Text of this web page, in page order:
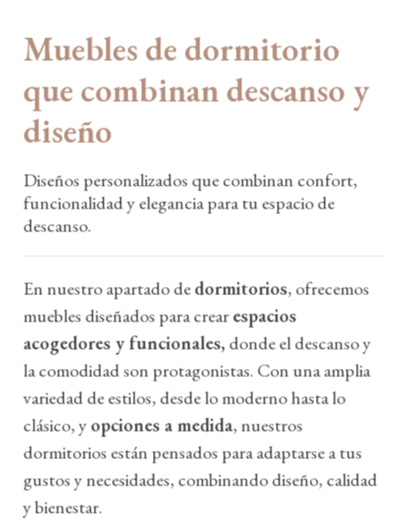
Muebles de dormitorio
que combinan descanso y
diseño
Diseños personalizados que combinan confort,
funcionalidad y elegancia para tu espacio de
descanso.
En nuestro apartado dedormitorios, ofrecemos
muebles diseñados para crearespacios
acogedores y funcionales,donde el descanso y
la comodidad son protagonistas. Con una amplia
variedad de estilos, desde lo moderno hasta lo
clásico, yopciones a medida, nuestros
dormitorios están pensados para adaptarse a tus
gustos y necesidades, combinando diseño, calidad
y bienestar.